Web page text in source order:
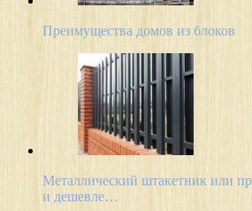
Преимущества домов из блоков
Металлический штакетник или
и дешевле…